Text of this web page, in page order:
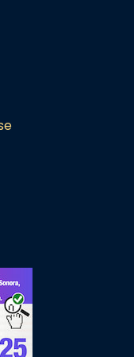
per les
amb el
que
fou el primer
per
invasions
a patró dels
tota